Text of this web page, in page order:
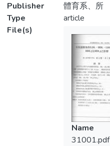
Publisher
體育系、所
Type
article
File(s)
Name
31001.pdf